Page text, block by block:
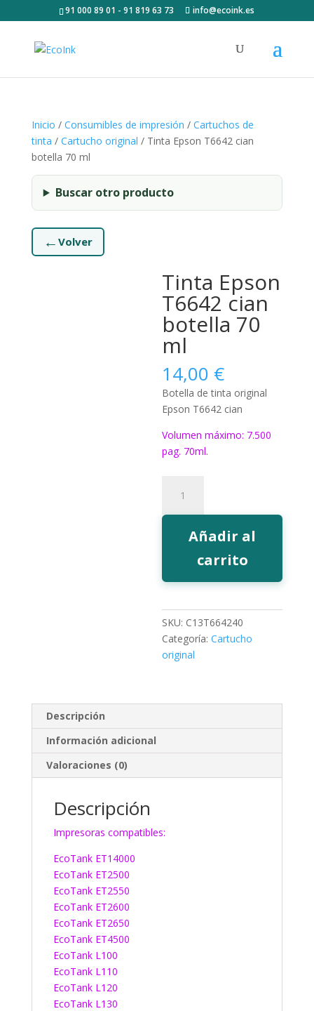
91 000 89 01 - 91 819 63 73 info@ecoink.es
Inicio / Consumibles de impresión / Cartuchos de
tinta / Cartucho original / Tinta Epson T6642 cian
botella 70 ml
Buscar otro producto
← Volver
Tinta Epson
T6642 cian
botella 70
ml
14,00 €
Botella de tinta original
Epson T6642 cian
Volumen máximo: 7.500
pag. 70ml.
Epson
T6642
ml
Añadir al
carrito
SKU: C13T664240
Categoría:Cartucho
original
Descripción
Información adicional
Valoraciones (0)
Descripción
Impresoras compatibles:
EcoTank ET14000
EcoTank ET2500
EcoTank ET2550
EcoTank ET2600
EcoTank ET2650
EcoTank ET4500
EcoTank L100
EcoTank L110
EcoTank L120
EcoTank L130